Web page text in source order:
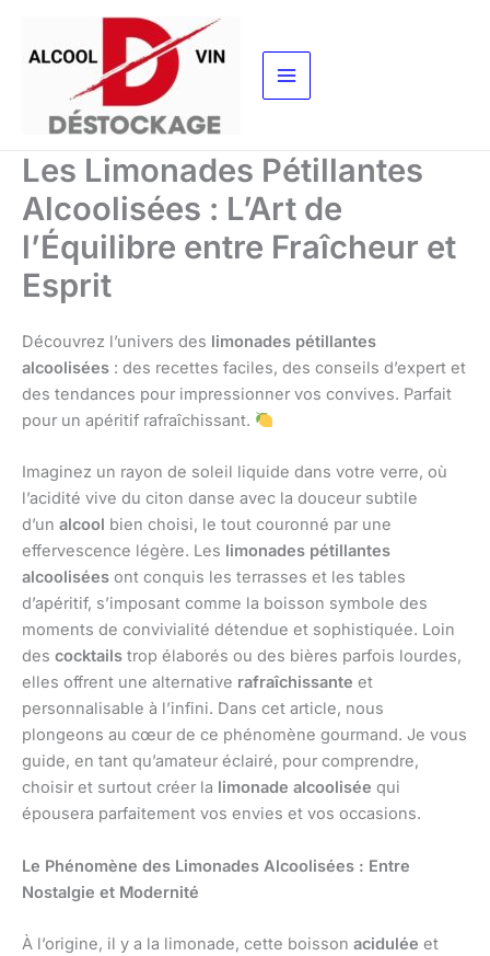
contenu
Les Limonades Pétillantes
Alcoolisées : L’Art de
l’Équilibre entre Fraîcheur et
Esprit
Découvrez l’univers des limonades pétillantes
alcoolisées : des recettes faciles, des conseils d’expert et
des tendances pour impressionner vos convives. Parfait
pour un apéritif rafraîchissant.
Imaginez un rayon de soleil liquide dans votre verre, où
l’acidité vive du citon danse avec la douceur subtile
d’un alcool bien choisi, le tout couronné par une
effervescence légère. Les limonades pétillantes
alcoolisées ont conquis les terrasses et les tables
d’apéritif, s’imposant comme la boisson symbole des
moments de convivialité détendue et sophistiquée. Loin
des cocktails trop élaborés ou des bières parfois lourdes,
elles offrent une alternative rafraîchissante et
personnalisable à l’infini. Dans cet article, nous
plongeons au cœur de ce phénomène gourmand. Je vous
guide, en tant qu’amateur éclairé, pour comprendre,
choisir et surtout créer la limonade alcoolisée qui
épousera parfaitement vos envies et vos occasions.
Le Phénomène des Limonades Alcoolisées : Entre
Nostalgie et Modernité
À l’origine, il y a la limonade, cette boisson acidulée et